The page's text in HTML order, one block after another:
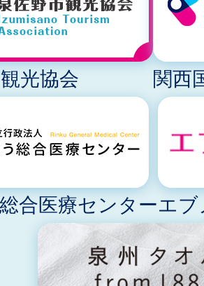
光協会 関西
合医療センターエブ